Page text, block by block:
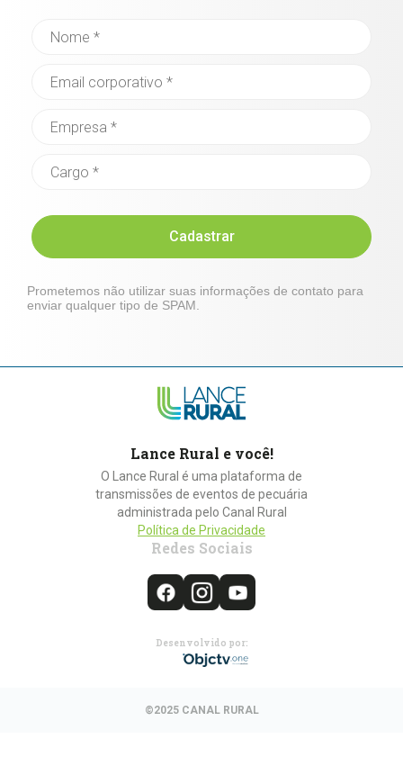
Cadastrar
Prometemos não utilizar suas informações de contato para
enviar qualquer tipo de SPAM.
Lance Rural e você!
O Lance Rural é uma plataforma de
transmissões de eventos de pecuária
administrada pelo Canal Rural
Política de Privacidade
Redes Sociais
Desenvolvido por:
©2025 CANAL RURAL